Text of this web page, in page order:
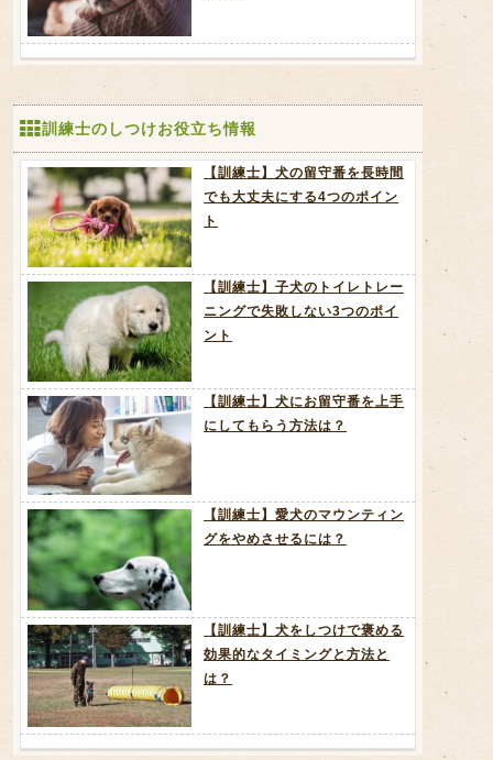
訓練士のしつけお役立ち情報
【訓練士】犬の留守番を長時間
でも大丈夫にする4つのポイン
ト
【訓練士】子犬のトイレトレー
ニングで失敗しない3つのポイ
ント
【訓練士】犬にお留守番を上手
にしてもらう方法は？
【訓練士】愛犬のマウンティン
グをやめさせるには？
【訓練士】犬をしつけで褒める
効果的なタイミングと方法と
は？